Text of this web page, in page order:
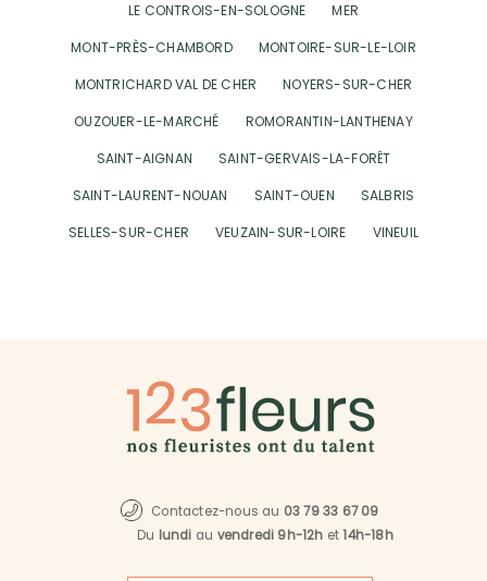
LE CONTROIS-EN-SOLOGNE
MER
MONT-PRÈS-CHAMBORD
MONTOIRE-SUR-LE-LOIR
MONTRICHARD VAL DE CHER
NOYERS-SUR-CHER
OUZOUER-LE-MARCHÉ
ROMORANTIN-LANTHENAY
SAINT-AIGNAN
SAINT-GERVAIS-LA-FORÊT
SAINT-LAURENT-NOUAN
SAINT-OUEN
SALBRIS
SELLES-SUR-CHER
VEUZAIN-SUR-LOIRE VINEUIL
Contactez-nous au 03 79 33 67 09
Du lundi au vendredi 9h-12h et14h-18h